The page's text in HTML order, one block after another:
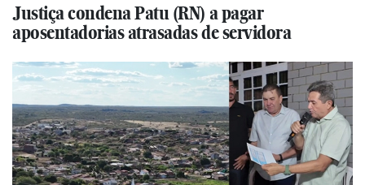
Justiça condena Patu (RN) a pagar
aposentadorias atrasadas de servidora